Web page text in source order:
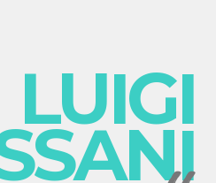
LUIGI